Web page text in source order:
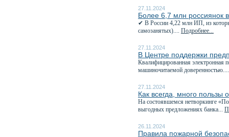
27.11.2024
Более 6,7 млн россиянок
✔ В России 4,22 млн ИП, из
самозанятых).... Подробнее...
27.11.2024
В Центре поддержки
Квалифицированная электронная
машиночитаемой
27.11.2024
Как всегда, много пользы
На состоявшемся нетворкинге
выгодных предложениях банка...
26.11.2024
Правила пожарной